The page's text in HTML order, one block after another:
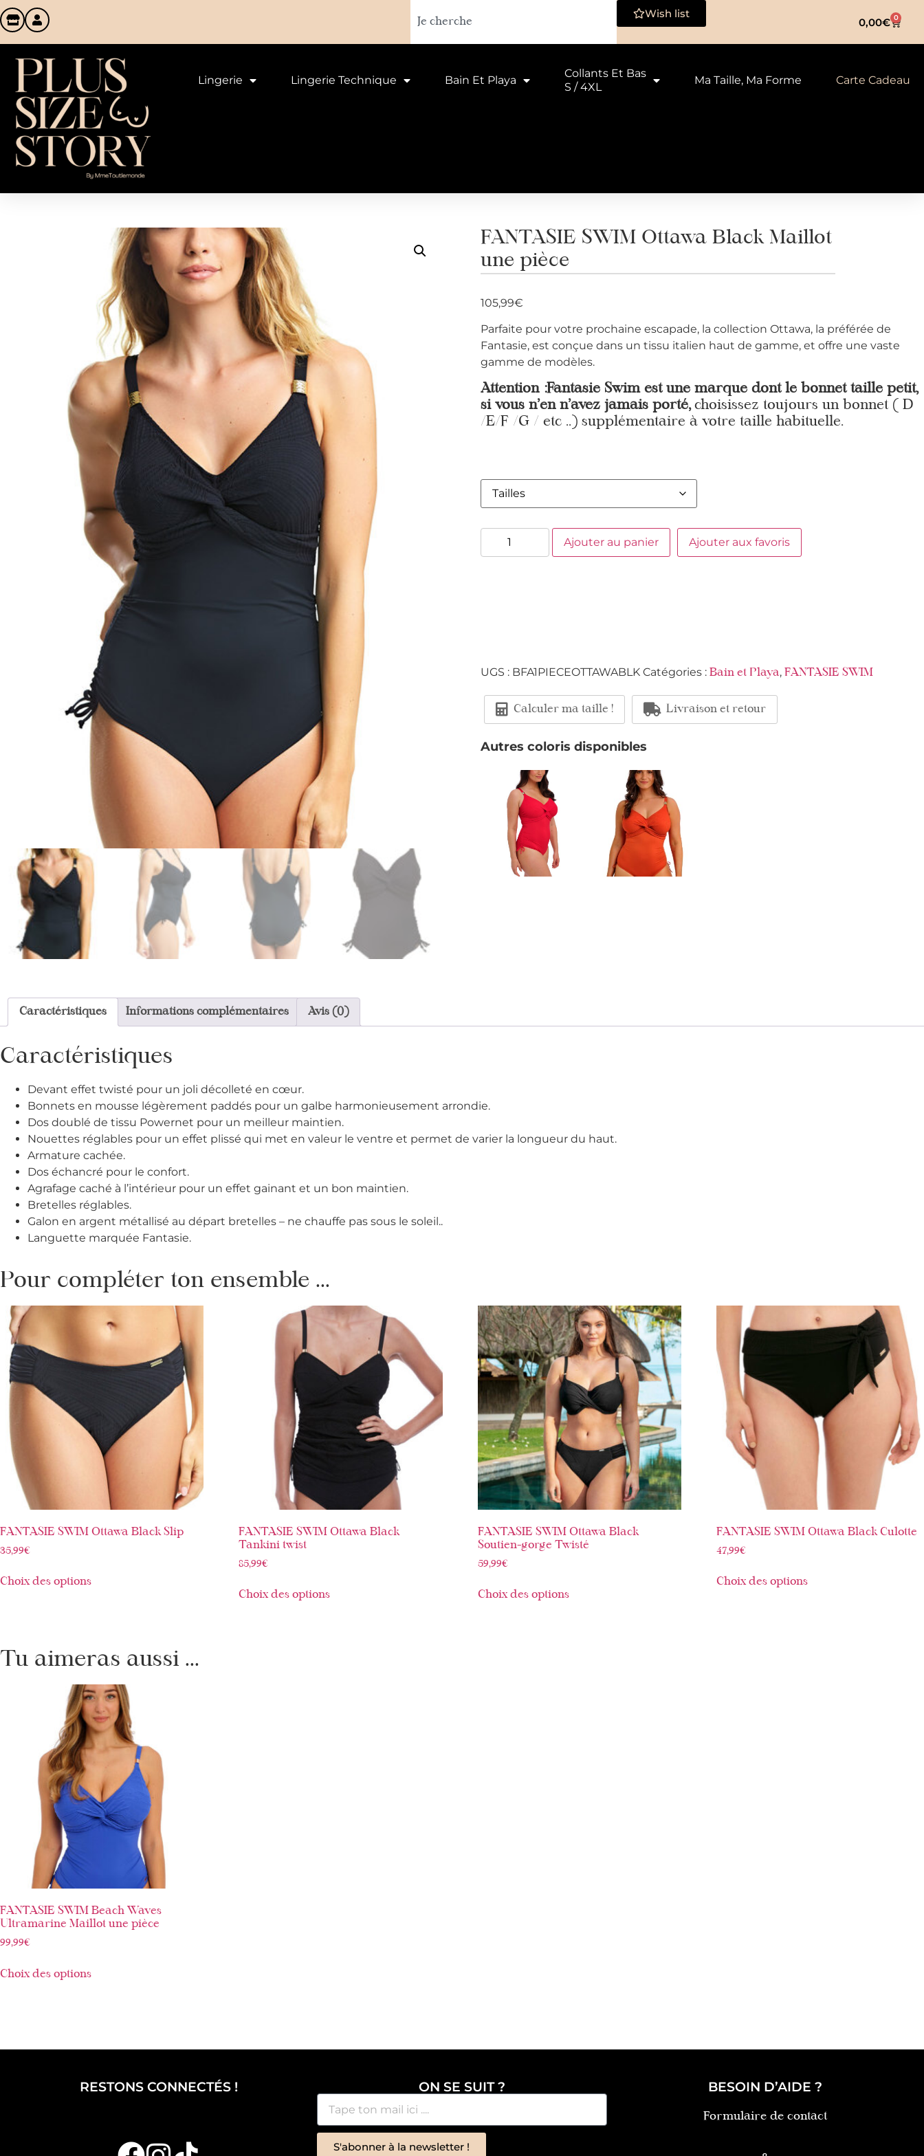
Wish list
0,00€ 0
Lingerie Lingerie Technique Bain Et Playa
Collants Et Bas
S / 4XL
Ma Taille, Ma Forme Carte Cadeau
FANTASIE SWIM Ottawa Black Maillot
une pièce
105,99€
Parfaite pour votre prochaine escapade, la collection Ottawa, la préférée de
Fantasie, est conçue dans un tissu italien haut de gamme, et offre une vaste
gamme de modèles.
Attention :Fantasie Swim est une marque dont le bonnet taille petit,
si vous n’en n’avez jamais porté, choisissez toujours un bonnet ( D
/E/F /G / etc ..) supplémentaire à votre taille habituelle.
Ajouter au panier Ajouter aux favoris
UGS : BFA1PIECEOTTAWABLK Catégories : Bain et Playa, FANTASIE SWIM
Calculer ma taille ! Livraison et retour
Autres coloris disponibles
Caractéristiques Informations complémentaires Avis (0)
Caractéristiques
Devant effet twisté pour un joli décolleté en cœur.
Bonnets en mousse légèrement paddés pour un galbe harmonieusement arrondie.
Dos doublé de tissu Powernet pour un meilleur maintien.
Nouettes réglables pour un effet plissé qui met en valeur le ventre et permet de varier la longueur du haut.
Armature cachée.
Dos échancré pour le confort.
Agrafage caché à l’intérieur pour un effet gainant et un bon maintien.
Bretelles réglables.
Galon en argent métallisé au départ bretelles – ne chauffe pas sous le soleil..
Languette marquée Fantasie.
Pour compléter ton ensemble ...
FANTASIE SWIM Ottawa Black Slip
35,99€
Choix des options
FANTASIE SWIM Ottawa Black
Tankini twist
85,99€
Choix des options
FANTASIE SWIM Ottawa Black
Soutien-gorge Twisté
59,99€
Choix des options
FANTASIE SWIM Ottawa Black Culotte
47,99€
Choix des options
Tu aimeras aussi ...
FANTASIE SWIM Beach Waves
Ultramarine Maillot une pièce
99,99€
Choix des options
RESTONS CONNECTÉS ! ON SE SUIT ?
S'abonner à la newsletter !
BESOIN D’AIDE ?
Formulaire de contact